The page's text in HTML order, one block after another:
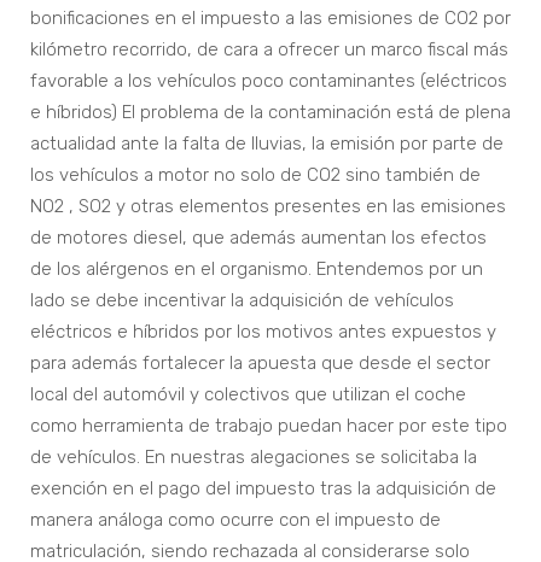
bonificaciones en el impuesto a las emisiones de CO2 por
kilómetro recorrido, de cara a ofrecer un marco fiscal más
favorable a los vehículos poco contaminantes (eléctricos
e híbridos) El problema de la contaminación está de plena
actualidad ante la falta de lluvias, la emisión por parte de
los vehículos a motor no solo de CO2 sino también de
NO2 , SO2 y otras elementos presentes en las emisiones
de motores diesel, que además aumentan los efectos
de los alérgenos en el organismo. Entendemos por un
lado se debe incentivar la adquisición de vehículos
eléctricos e híbridos por los motivos antes expuestos y
para además fortalecer la apuesta que desde el sector
local del automóvil y colectivos que utilizan el coche
como herramienta de trabajo puedan hacer por este tipo
de vehículos. En nuestras alegaciones se solicitaba la
exención en el pago del impuesto tras la adquisición de
manera análoga como ocurre con el impuesto de
matriculación, siendo rechazada al considerarse solo